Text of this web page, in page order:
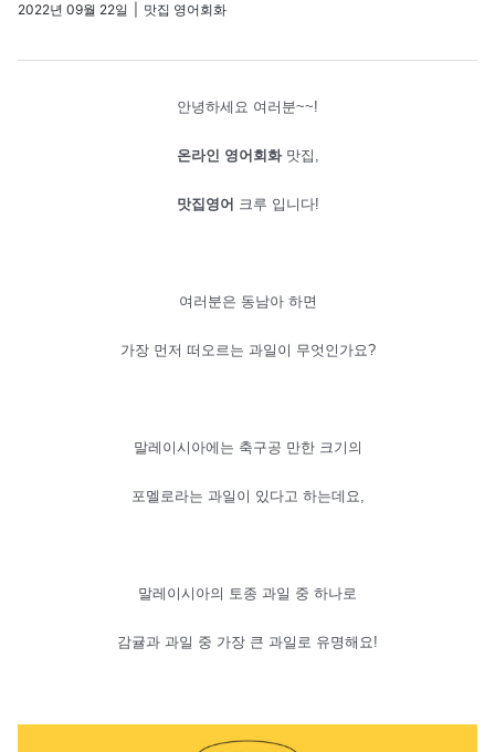
2022년 09월 22일 맛집 영어회화
​안녕하세요 여러분~~!
온라인 영어회화 맛집,
맛집영어 크루 입니다!
여러분은 동남아 하면
가장 먼저 떠오르는 과일이 무엇인가요?
말레이시아에는 축구공 만한 크기의
포멜로라는 과일이 있다고 하는데요,
말레이시아의 토종 과일 중 하나로
감귤과 과일 중 가장 큰 과일로 유명해요!